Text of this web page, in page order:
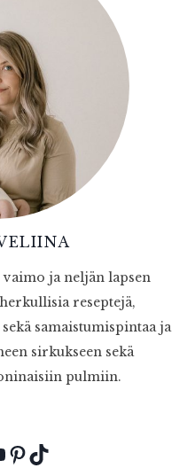
ja neljän lapsen
reseptejä,
samaistumispintaa ja
sirkukseen sekä
pulmiin.
Pinterest
TikTok